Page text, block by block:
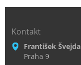
Kontakt
František Švejda
Praha 9